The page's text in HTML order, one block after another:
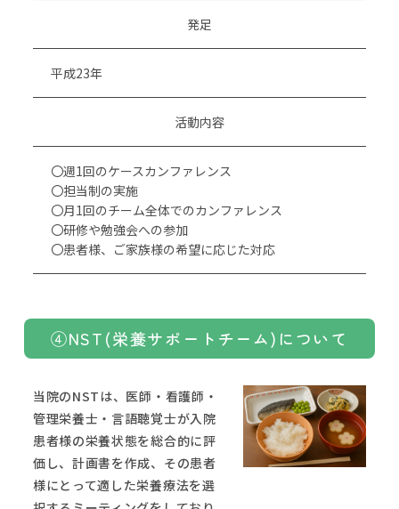
発足
平成23年
活動内容
〇週1回のケースカンファレンス
〇担当制の実施
〇月1回のチーム全体でのカンファレンス
〇研修や勉強会への参加
〇患者様、ご家族様の希望に応じた対応
④NST(栄養サポートチーム)について
当院のNSTは、医師・看護師・
管理栄養士・言語聴覚士が入院
患者様の栄養状態を総合的に評
価し、計画書を作成、その患者
様にとって適した栄養療法を選